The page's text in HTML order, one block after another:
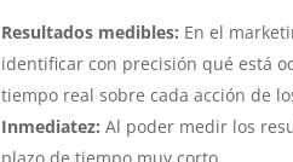
Resultados medibles: En el
identificar con precisión qué está
tiempo real sobre cada acción de
Inmediatez: Al poder medir los